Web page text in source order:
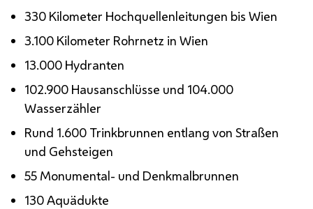
330 Kilometer Hochquellenleitungen bis Wien
3.100 Kilometer Rohrnetz in Wien
13.000 Hydranten
102.900 Hausanschlüsse und 104.000
Wasserzähler
Rund 1.600 Trinkbrunnen entlang von Straßen
und Gehsteigen
55 Monumental- und Denkmalbrunnen
130 Aquädukte